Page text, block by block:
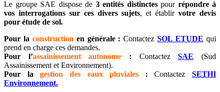
Le groupe SAE dispose de 3 entités distinctespour répondre à
vos interrogations sur ces divers sujets, et établirvotre devis
pour étude de sol.
Pour la construction en générale : ContactezSOL ETUDE qui
prend en charge ces demandes.
Pour l’assainissement autonome : ContactezSAE (Sud
Assainissement et Environnement).
Pour lagestion des eaux pluviales : Contactez SETHI
Environnement.